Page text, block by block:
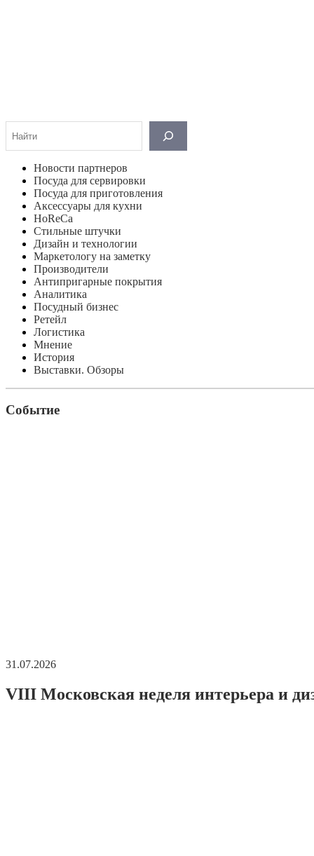
Новости партнеров
Посуда для сервировки
Посуда для приготовления
Аксессуары для кухни
HoReCa
Стильные штучки
Дизайн и технологии
Маркетологу на заметку
Производители
Антипригарные покрытия
Аналитика
Посудный бизнес
Ретейл
Логистика
Мнение
История
Выставки. Обзоры
Событие
31.07.2026
VIII Московская неделя интерьера и